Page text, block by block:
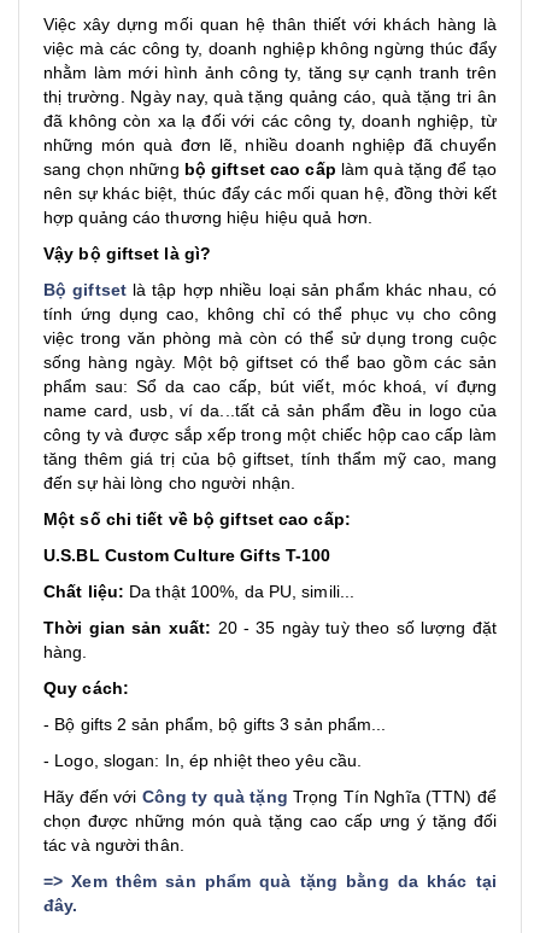
Việc xây dựng mối quan hệ thân thiết với khách hàng là
việc mà các công ty, doanh nghiệp không ngừng thúc đẩy
nhằm làm mới hình ảnh công ty, tăng sự cạnh tranh trên
thị trường. Ngày nay, quà tặng quảng cáo, quà tặng tri ân
đã không còn xa lạ đối với các công ty, doanh nghiệp, từ
những món quà đơn lẽ, nhiều doanh nghiệp đã chuyển
sang chọn những bộ giftset cao cấp làm quà tặng để tạo
nên sự khác biệt, thúc đẩy các mối quan hệ, đồng thời kết
hợp quảng cáo thương hiệu hiệu quả hơn.
Vậy bộ giftset là gì?
Bộ giftsetlà tập hợp nhiều loại sản phẩm khác nhau, có
tính ứng dụng cao, không chỉ có thể phục vụ cho công
việc trong văn phòng mà còn có thể sử dụng trong cuộc
sống hàng ngày. Một bộ giftset có thể bao gồm các sản
phẩm sau: Sổ da cao cấp, bút viết, móc khoá, ví đựng
name card, usb, ví da...tất cả sản phẩm đều in logo của
công ty và được sắp xếp trong một chiếc hộp cao cấp làm
tăng thêm giá trị của bộ giftset, tính thẩm mỹ cao, mang
đến sự hài lòng cho người nhận.
Một số chi tiết về bộ giftset cao cấp:
U.S.BL Custom Culture Gifts T-100
Chất liệu: Da thật 100%, da PU, simili...
Thời gian sản xuất: 20 - 35 ngày tuỳ theo số lượng đặt
hàng.
Quy cách:
- Bộ gifts 2 sản phẩm, bộ gifts 3 sản phẩm...
- Logo, slogan: In, ép nhiệt theo yêu cầu.
Hãy đến với Công ty quà tặng Trọng Tín Nghĩa (TTN) để
chọn được những món quà tặng cao cấp ưng ý tặng đối
tác và người thân.
=>Xem thêm sản phẩm quà tặng bằng da khác tại
đây.